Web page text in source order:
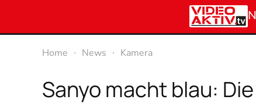
Home News Kamera
Sanyo macht blau: